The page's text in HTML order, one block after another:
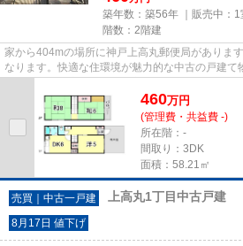
築年数：築56年 ｜販売中： 1
階数：2階建
家から404mの場所に神戸上高丸郵便局がありま
なります。快適な住環境が魅力的な中古の戸建て
460万円
(管理費・共益費 -)
所在階：-
間取り：3DK
面積：58.21㎡
売買｜中古一戸建 上高丸1丁目中古戸建
8月17日 値下げ